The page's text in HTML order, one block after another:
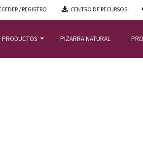
/ REGISTRO CENTRO DE RECURSOS
PRODUCTOS PIZARRA NATURAL